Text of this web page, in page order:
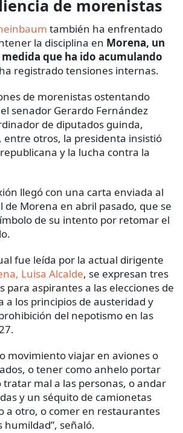
de morenistas
también ha enfrentado
la disciplina en Morena, un
que ha ido acumulando
registrado tensiones internas.
de morenistas ostentando
senador Gerardo Fernández
de diputados guinda,
entre otros, la presidenta insistió
y la lucha contra la
llegó con una carta enviada al
de Morena en abril pasado, que se
de su intento por retomar el
fue leída por la actual dirigente
Luisa Alcalde, se expresan tres
para aspirantes a las elecciones de
a los principios de austeridad y
del nepotismo en las
movimiento viajar en aviones o
o tener como anhelo portar
tratar mal a las personas, o andar
y un séquito de camionetas
a otro, o comer en restaurantes
humildad”, señaló.